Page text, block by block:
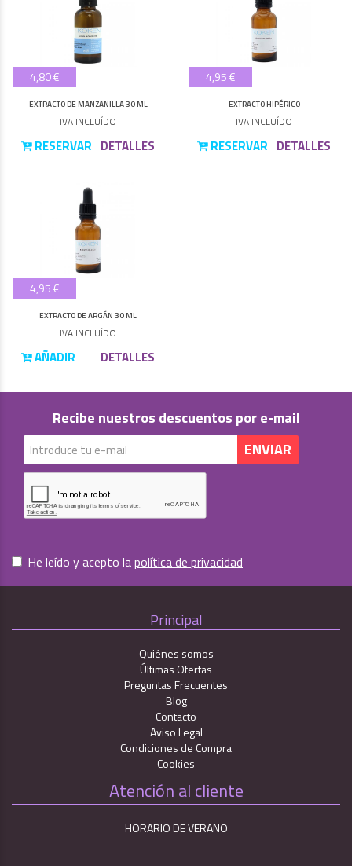
4,80 €
EXTRACTO DE MANZANILLA 30 ML
IVA INCLUÍDO
RESERVAR DETALLES
4,95 €
EXTRACTO HIPÉRICO
IVA INCLUÍDO
RESERVAR DETALLES
4,95 €
EXTRACTO DE ARGÁN 30 ML
IVA INCLUÍDO
AÑADIR DETALLES
Recibe nuestros descuentos por e-mail
He leído y acepto lapolítica de privacidad
Principal
Quiénes somos
Últimas Ofertas
Preguntas Frecuentes
Blog
Contacto
Aviso Legal
Condiciones de Compra
Cookies
Atención al cliente
HORARIO DE VERANO